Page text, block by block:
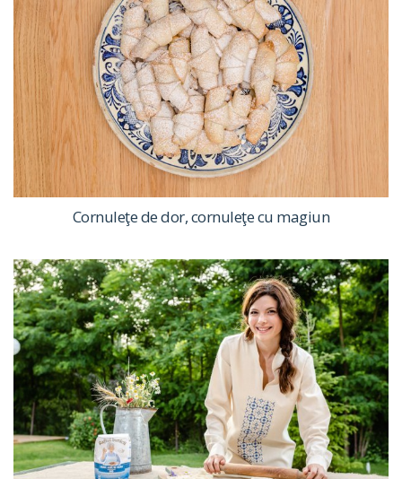
Cornuleţe de dor, cornuleţe cu magiun